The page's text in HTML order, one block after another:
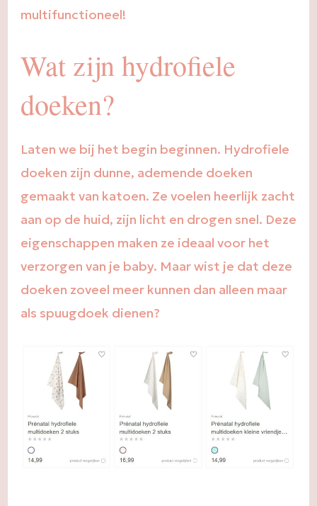
multifunctioneel!
Wat zijn hydrofiele
doeken?
Laten we bij het begin beginnen. Hydrofiele
doeken zijn dunne, ademende doeken
gemaakt van katoen. Ze voelen heerlijk zacht
aan op de huid, zijn licht en drogen snel. Deze
eigenschappen maken ze ideaal voor het
verzorgen van je baby. Maar wist je dat deze
doeken zoveel meer kunnen dan alleen maar
als spuugdoek dienen?